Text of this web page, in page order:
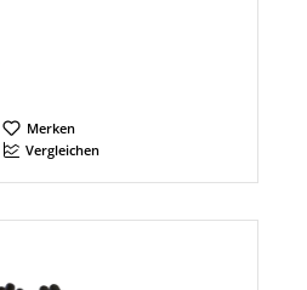
Merken
Vergleichen